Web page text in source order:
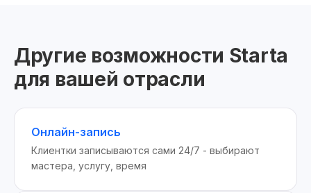
Другие возможности Starta
для вашей отрасли
Онлайн-запись
Клиентки записываются сами 24/7 - выбирают
мастера, услугу, время